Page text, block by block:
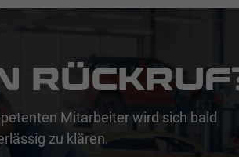
Mitarbeiter wird sich bald
zu klären.